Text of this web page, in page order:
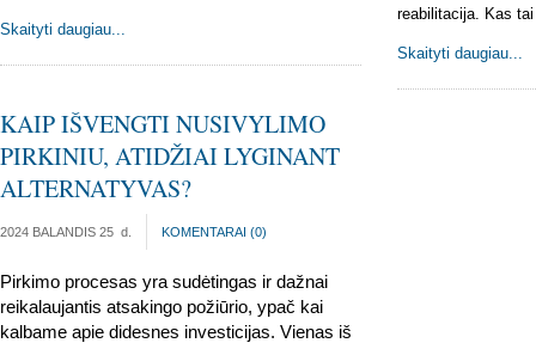
Skaityti daugiau...
reabilitacija. Kas
Skaityti daugiau...
KAIP IŠVENGTI NUSIVYLIMO
PIRKINIU, ATIDŽIAI LYGINANT
ALTERNATYVAS?
2024 BALANDIS 25 d. KOMENTARAI (0)
Pirkimo procesas yra sudėtingas ir dažnai
reikalaujantis atsakingo požiūrio, ypač kai
kalbame apie didesnes investicijas. Vienas iš